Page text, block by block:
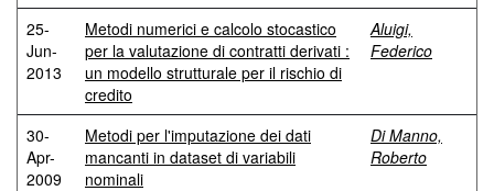
25-
Jun-
2013
Metodi numerici e calcolo stocastico
per la valutazione di contratti derivati :
un modello strutturale per il rischio di
credito
Aluigi,
Federico
30-
Apr-
2009
Metodi per l'imputazione dei dati
mancanti in dataset di variabili
nominali
Di Manno,
Roberto